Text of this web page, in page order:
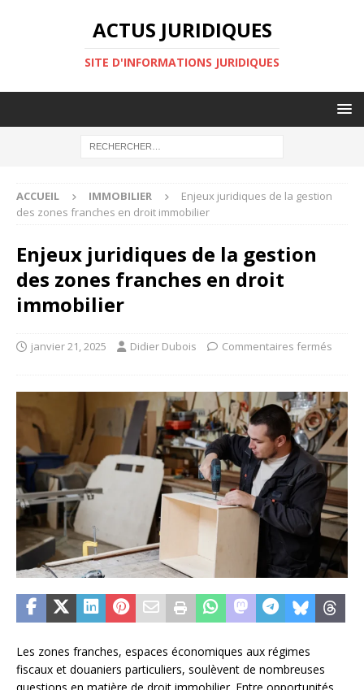
ACTUS JURIDIQUES
SITE D'INFORMATIONS JURIDIQUES
ACCUEIL IMMOBILIER
Enjeux juridiques de la gestion
des zones franches en droit immobilier
Enjeux juridiques de la gestion
des zones franches en droit
immobilier
janvier 21, 2025 Didier Dubois Commentaires fermés
Les zones franches, espaces économiques aux régimes
fiscaux et douaniers particuliers, soulèvent de nombreuses